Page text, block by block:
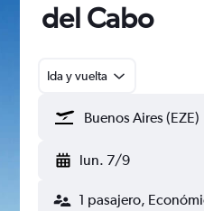
del Cabo
Ida y vuelta
lun. 7/9
1 pasajero,